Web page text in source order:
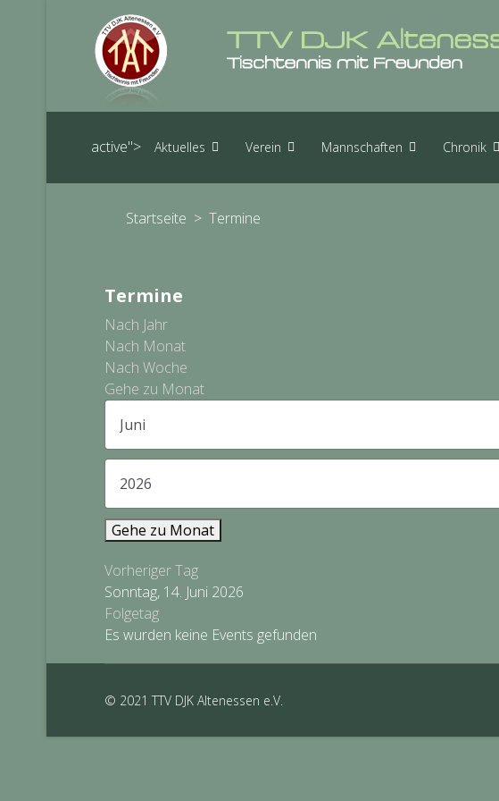
active"> Aktuelles Verein Mannschaften Chronik
Startseite > Termine
Termine
Nach Jahr
Nach Monat
Nach Woche
Gehe zu Monat
Gehe zu Monat
Vorheriger Tag
Sonntag, 14. Juni 2026
Folgetag
Es wurden keine Events gefunden
© 2021 TTV DJK Altenessen e.V.